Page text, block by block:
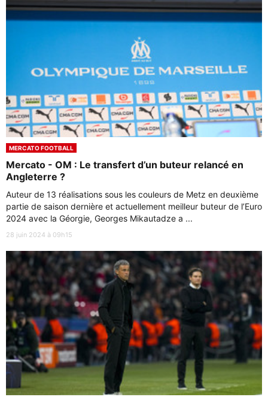
MERCATO FOOTBALL
Mercato - OM : Le transfert d’un buteur relancé en
Angleterre ?
Auteur de 13 réalisations sous les couleurs de Metz en deuxième
partie de saison dernière et actuellement meilleur buteur de l’Euro
2024 avec la Géorgie, Georges Mikautadze a ...
28 juin 2024 à 09h15